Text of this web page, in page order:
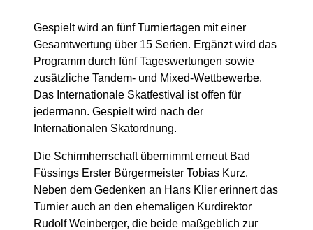
Gespielt wird an fünf Turniertagen mit einer
Gesamtwertung über 15 Serien. Ergänzt wird das
Programm durch fünf Tageswertungen sowie
zusätzliche Tandem- und Mixed-Wettbewerbe.
Das Internationale Skatfestival ist offen für
jedermann. Gespielt wird nach der
Internationalen Skatordnung.
Die Schirmherrschaft übernimmt erneut Bad
Füssings Erster Bürgermeister Tobias Kurz.
Neben dem Gedenken an Hans Klier erinnert das
Turnier auch an den ehemaligen Kurdirektor
Rudolf Weinberger, die beide maßgeblich zur